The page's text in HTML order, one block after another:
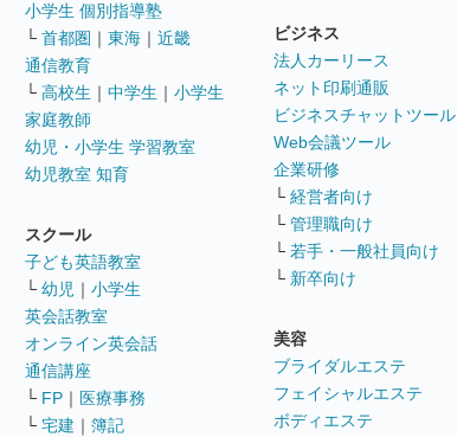
小学生 個別指導塾
└ 首都圏 ｜ 東海 ｜ 近畿
通信教育
└ 高校生 ｜ 中学生 ｜ 小学生
家庭教師
幼児・小学生 学習教室
幼児教室 知育
スクール
子ども英語教室
└ 幼児 ｜ 小学生
英会話教室
オンライン英会話
通信講座
└ FP ｜ 医療事務
└ 宅建 ｜ 簿記
ビジネス
法人カーリース
ネット印刷通販
ビジネスチャットツール
Web会議ツール
企業研修
└ 経営者向け
└ 管理職向け
└ 若手・一般社員向け
└ 新卒向け
美容
ブライダルエステ
フェイシャルエステ
ボディエステ